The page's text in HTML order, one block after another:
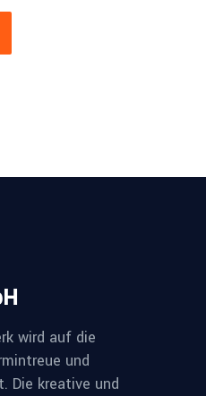
wird auf die
und
Die kreative und